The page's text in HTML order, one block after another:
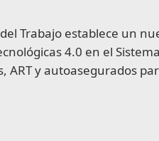
Trabajo establece un
4.0 en el
ART y autoasegurados